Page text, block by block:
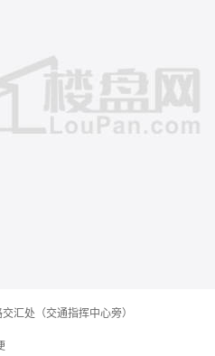
汇处（交通指挥中心旁）